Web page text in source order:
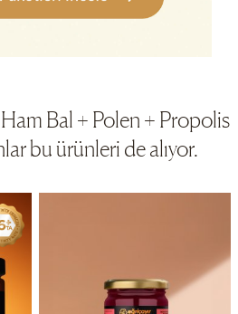
Bal + Polen + Propolis
bu ürünleri de alıyor.